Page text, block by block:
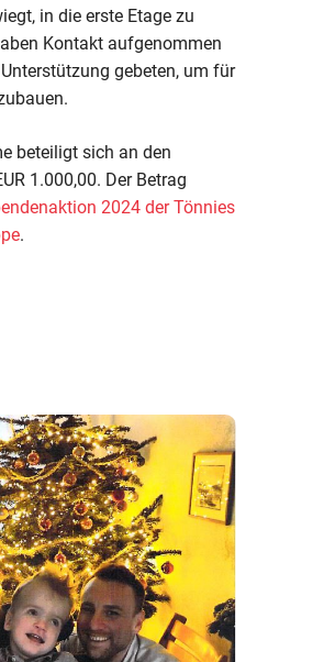
in die erste Etage zu
Kontakt aufgenommen
gebeten, um für
beteiligt sich an den
1.000,00. Der Betrag
2024 der Tönnies
.